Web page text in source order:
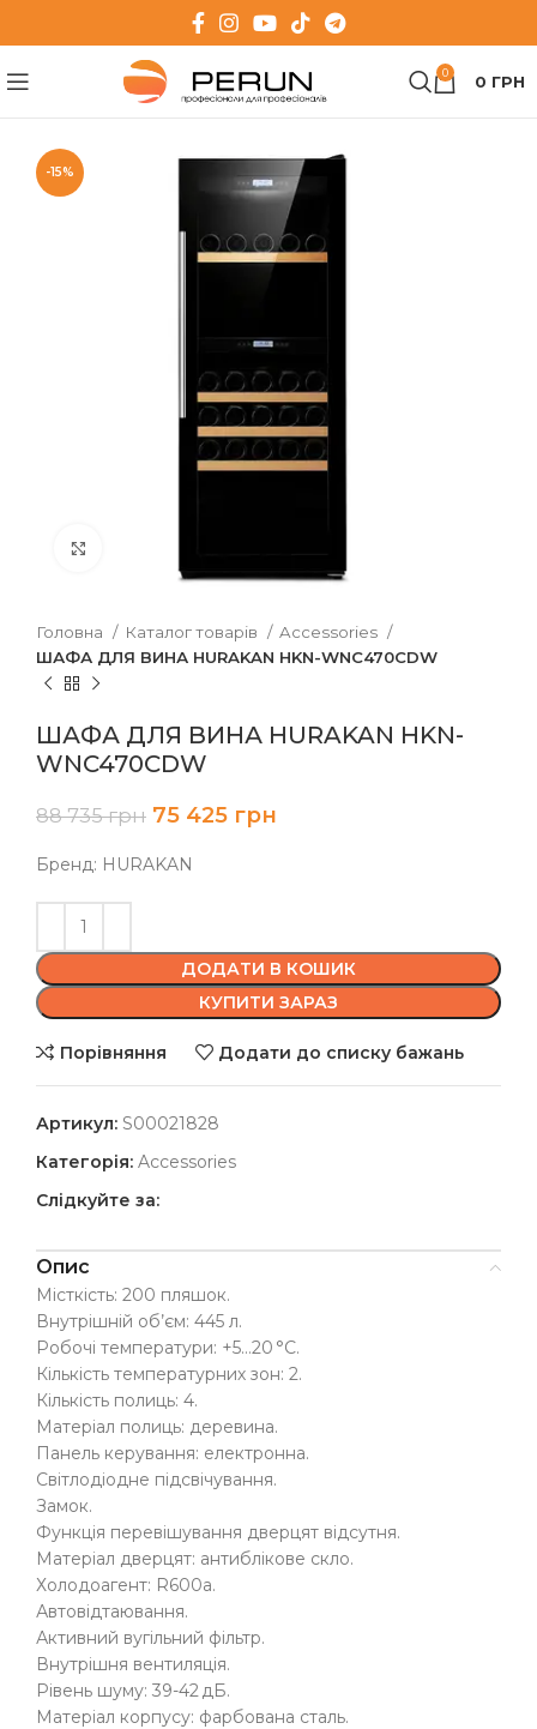
0 0 ГРН
-15%
Головна Каталог товарів
Accessories
ШАФА ДЛЯ ВИНА HURAKAN HKN-WNC470CDW
ШАФА ДЛЯ ВИНА HURAKAN HKN-
WNC470CDW
88 735грн 75 425 грн
Бренд: HURAKAN
ДОДАТИ В КОШИК
КУПИТИ ЗАРАЗ
Порівняння Додати до списку бажань
Артикул: S00021828
Категорія: Accessories
Слідкуйте за:
Опис
Місткість: 200 пляшок.
Внутрішній об’єм: 445 л.
Робочі температури: +5…20 °C.
Кількість температурних зон: 2.
Кількість полиць: 4.
Матеріал полиць: деревина.
Панель керування: електронна.
Світлодіодне підсвічування.
Замок.
Функція перевішування дверцят відсутня.
Матеріал дверцят: антиблікове скло.
Холодоагент: R600a.
Автовідтаювання.
Активний вугільний фільтр.
Внутрішня вентиляція.
Рівень шуму: 39-42 дБ.
Матеріал корпусу: фарбована сталь.